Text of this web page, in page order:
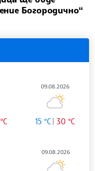
Богородично“
09.08.2026
15 °C 30 °C
09.08.2026